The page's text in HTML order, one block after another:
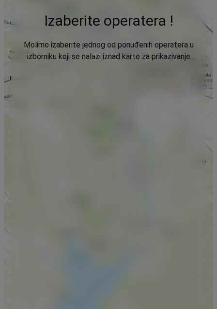
Izaberite operatera !
Molimo izaberite jednog od ponuđenih operatera u
izborniku koji se nalazi iznad karte za prikazivanje